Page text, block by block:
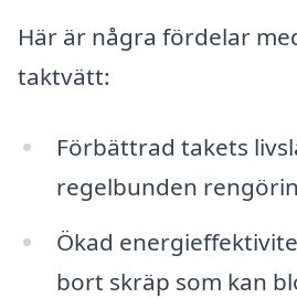
Här är några fördelar
taktvätt:
Förbättrad takets
regelbunden
Ökad
bort skräp som kan